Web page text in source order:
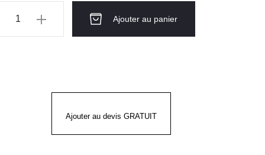
Ajouter au panier
Ajouter au devis GRATUIT